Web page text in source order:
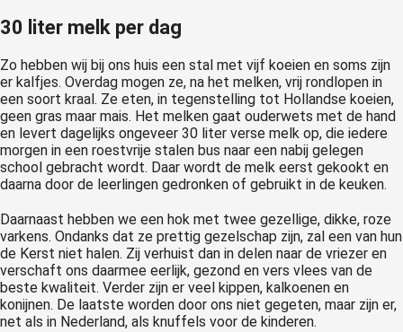
30 liter melk per dag
Zo hebben wij bij ons huis een stal met vijf koeien en soms zijn
er kalfjes. Overdag mogen ze, na het melken, vrij rondlopen in
een soort kraal. Ze eten, in tegenstelling tot Hollandse koeien,
geen gras maar mais. Het melken gaat ouderwets met de hand
en levert dagelijks ongeveer 30 liter verse melk op, die iedere
morgen in een roestvrije stalen bus naar een nabij gelegen
school gebracht wordt. Daar wordt de melk eerst gekookt en
daarna door de leerlingen gedronken of gebruikt in de keuken.
Daarnaast hebben we een hok met twee gezellige, dikke, roze
varkens. Ondanks dat ze prettig gezelschap zijn, zal een van hun
de Kerst niet halen. Zij verhuist dan in delen naar de vriezer en
verschaft ons daarmee eerlijk, gezond en vers vlees van de
beste kwaliteit. Verder zijn er veel kippen, kalkoenen en
konijnen. De laatste worden door ons niet gegeten, maar zijn er,
net als in Nederland, als knuffels voor de kinderen.